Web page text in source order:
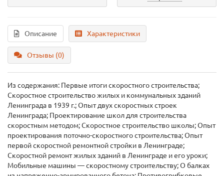
Описание Характеристики
Отзывы (0)
Из содержания: Первые итоги скоростного строительства;
Скоростное строительство жилых и коммунальных зданий
Ленинграда в 1939 г.; Опыт двух скоростных строек
Ленинграда; Проектирование школ для строительства
скоростным методом; Скоростное строительство школы; Опыт
проектирования поточно-скоростного строительства; Опыт
первой скоростной ремонтной стройки в Ленинграде;
Скоростной ремонт жилых зданий в Ленинграде и его уроки;
Мобильные машины — скоростному строительству; О балках